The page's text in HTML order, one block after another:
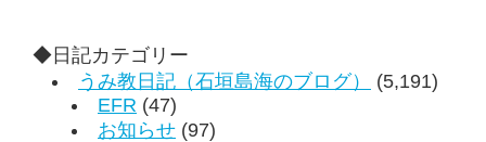
◆日記カテゴリー
うみ教日記（石垣島海のブログ）
(5,191)
EFR (47)
お知らせ (97)